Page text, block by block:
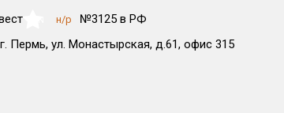
н/р
№3125 в РФ
Пермь, ул. Монастырская, д.61, офис 315